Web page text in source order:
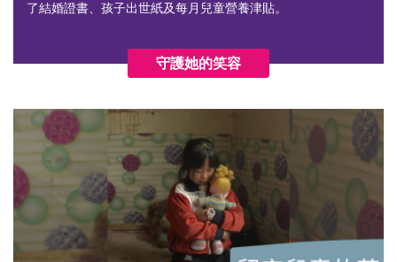
了結婚證書、孩子出世紙及每月兒童營養津貼。
守護她的笑容